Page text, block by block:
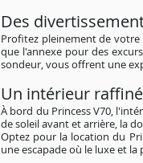
Des
Profitez pleinement de votre
que l'annexe pour des
sondeur, vous offrent une
Un intérieur
À bord du Princess V70,
de soleil avant et arrière, la
Optez pour la location du
une escapade où le luxe et